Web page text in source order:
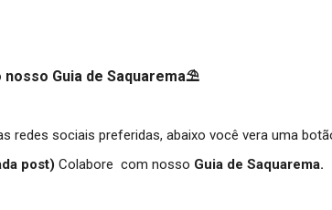
Guia de Saquarema⛱
redes sociais preferidas, abaixo você vera uma
post) Colabore com nosso Guia de Saquarema.